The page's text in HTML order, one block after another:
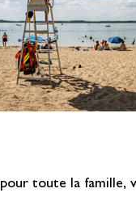
pour toute la famille,